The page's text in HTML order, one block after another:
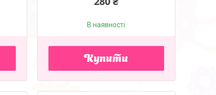
В наявності
Купити